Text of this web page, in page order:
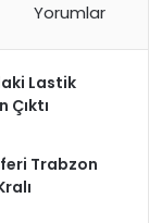
Yorumlar
Lastik
Çıktı
Trabzon